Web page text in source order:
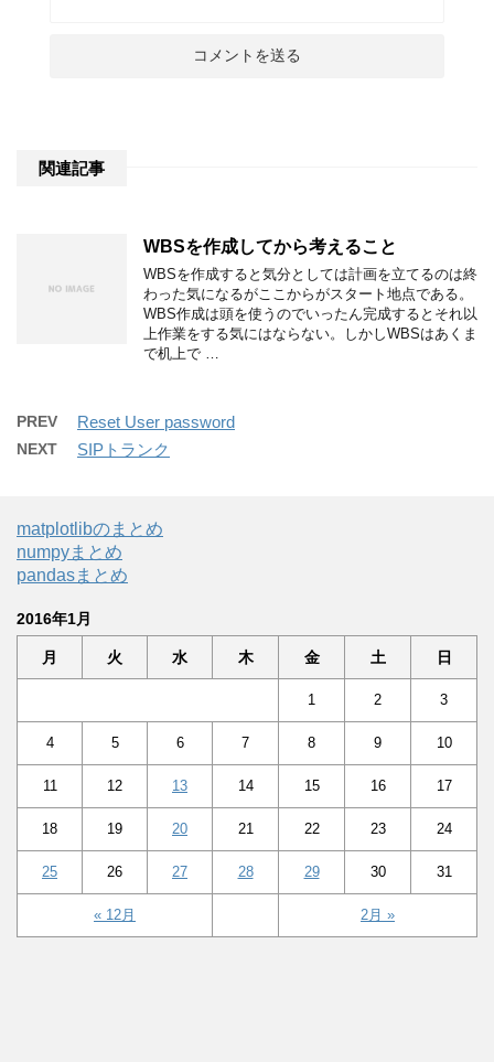
関連記事
WBSを作成してから考えること
WBSを作成すると気分としては計画を立てるのは終
わった気になるがここからがスタート地点である。
WBS作成は頭を使うのでいったん完成するとそれ以
上作業をする気にはならない。しかしWBSはあくま
で机上で …
PREV Reset User password
NEXT SIPトランク
matplotlibのまとめ
numpyまとめ
pandasまとめ
2016年1月
月 火 水 木 金 土 日
« 12月 2月 »
1 2 3
4 5 6 7 8 9 10
11 12 13 14 15 16 17
18 19 20 21 22 23 24
25 26 27 28 29 30 31